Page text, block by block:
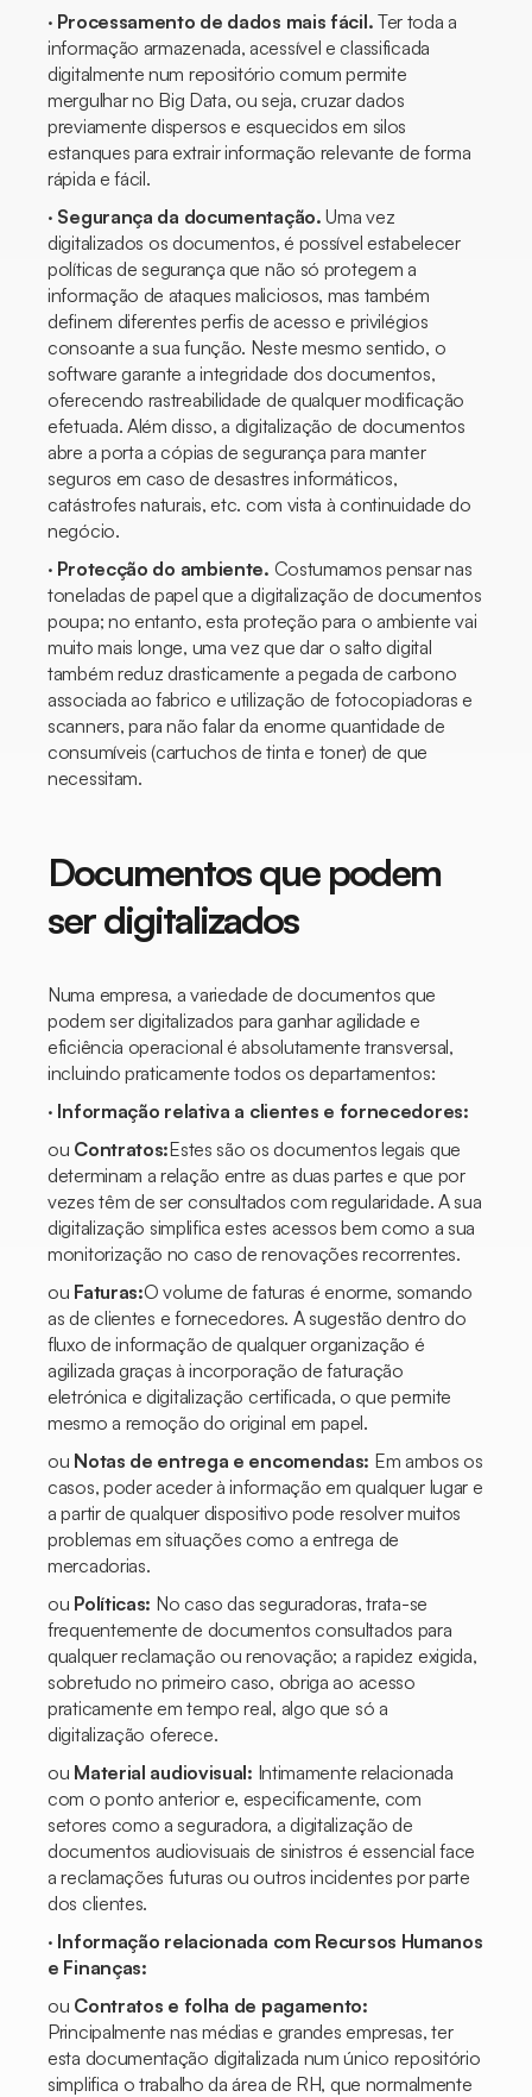
· Processamento de dados mais fácil. Ter toda a
informação armazenada, acessível e classificada
digitalmente num repositório comum permite
mergulhar no Big Data, ou seja, cruzar dados
previamente dispersos e esquecidos em silos
estanques para extrair informação relevante de forma
rápida e fácil.
· Segurança da documentação. Uma vez
digitalizados os documentos, é possível estabelecer
políticas de segurança que não só protegem a
informação de ataques maliciosos, mas também
definem diferentes perfis de acesso e privilégios
consoante a sua função. Neste mesmo sentido, o
software garante a integridade dos documentos,
oferecendo rastreabilidade de qualquer modificação
efetuada. Além disso, a digitalização de documentos
abre a porta a cópias de segurança para manter
seguros em caso de desastres informáticos,
catástrofes naturais, etc. com vista à continuidade do
negócio.
· Protecção do ambiente. Costumamos pensar nas
toneladas de papel que a digitalização de documentos
poupa; no entanto, esta proteção para o ambiente vai
muito mais longe, uma vez que dar o salto digital
também reduz drasticamente a pegada de carbono
associada ao fabrico e utilização de fotocopiadoras e
scanners, para não falar da enorme quantidade de
consumíveis (cartuchos de tinta e toner) de que
necessitam.
Documentos que podem
ser digitalizados
Numa empresa, a variedade de documentos que
podem ser digitalizados para ganhar agilidade e
eficiência operacional é absolutamente transversal,
incluindo praticamente todos os departamentos:
· Informação relativa a clientes e fornecedores:
ou Contratos:Estes são os documentos legais que
determinam a relação entre as duas partes e que por
vezes têm de ser consultados com regularidade. A sua
digitalização simplifica estes acessos bem como a sua
monitorização no caso de renovações recorrentes.
ou Faturas:O volume de faturas é enorme, somando
as de clientes e fornecedores. A sugestão dentro do
fluxo de informação de qualquer organização é
agilizada graças à incorporação de faturação
eletrónica e digitalização certificada, o que permite
mesmo a remoção do original em papel.
ou Notas de entrega e encomendas: Em ambos os
casos, poder aceder à informação em qualquer lugar e
a partir de qualquer dispositivo pode resolver muitos
problemas em situações como a entrega de
mercadorias.
ou Políticas: No caso das seguradoras, trata-se
frequentemente de documentos consultados para
qualquer reclamação ou renovação; a rapidez exigida,
sobretudo no primeiro caso, obriga ao acesso
praticamente em tempo real, algo que só a
digitalização oferece.
ou Material audiovisual: Intimamente relacionada
com o ponto anterior e, especificamente, com
setores como a seguradora, a digitalização de
documentos audiovisuais de sinistros é essencial face
a reclamações futuras ou outros incidentes por parte
dos clientes.
· Informação relacionada com Recursos Humanos
e Finanças:
ou Contratos e folha de pagamento:
Principalmente nas médias e grandes empresas, ter
esta documentação digitalizada num único repositório
simplifica o trabalho da área de RH, que normalmente